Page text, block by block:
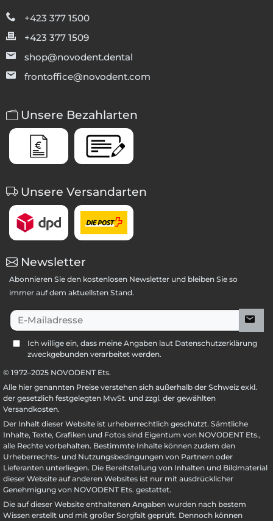
+423 377 1500
+423 377 1509
shop@novodent.dental
frontoffice@novodent.com
Unsere Bezahlarten
Unsere Versandarten
Newsletter
Abonnieren Sie den kostenlosen Newsletter und bleiben Sie so
immer auf dem aktuellsten Stand.
E-Mailadresse
Ich willige ein, dass meine Angaben laut Datenschutzerklärung
zweckgebunden verarbeitet werden.
© 1972–2025 NOVODENT Ets.
Alle hier genannten Preise verstehen sich außerhalb der Schweiz exkl.
der gesetzlich festgelegten MwSt. und zzgl. der gewählten
Versandkosten.
Der Inhalt dieser Website ist urheberrechtlich geschützt. Sämtliche
Inhalte, Texte, Grafiken und Fotos sind Eigentum von NOVODENT Ets.,
alle Rechte vorbehalten. Bestimmte Inhalte können zudem den
Urheberrechts- und Nutzungsbedingungen von Partnern oder
Lieferanten unterliegen. Die Bereitstellung von Inhalten und Bildmaterial
dieser Website auf anderen Websites ist nur mit ausdrücklicher
Genehmigung von NOVODENT Ets. gestattet.
Die auf dieser Website enthaltenen Angaben wurden nach bestem
Wissen erstellt und mit großer Sorgfalt geprüft. Dennoch können